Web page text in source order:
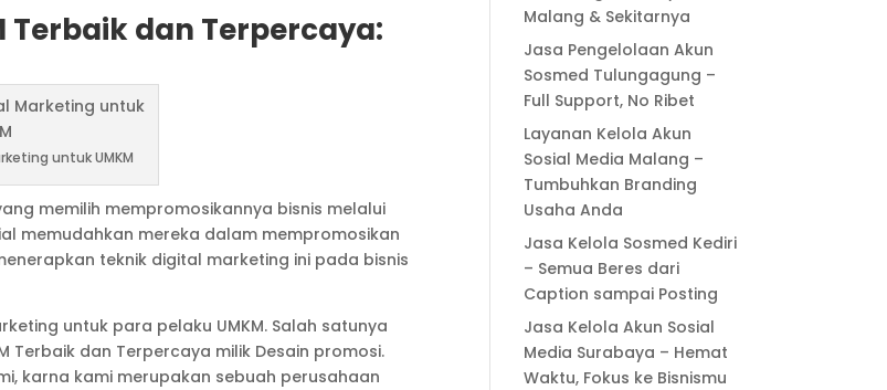
dan Terpercaya:
untuk UMKM
memilih mempromosikannya bisnis melalui
memudahkan mereka dalam mempromosikan
teknik digital marketing ini pada bisnis
untuk para pelaku UMKM. Salah satunya
Terbaik dan Terpercaya milik Desain promosi.
karna kami merupakan sebuah perusahaan
Malang & Sekitarnya
Jasa Pengelolaan Akun
Sosmed Tulungagung –
Full Support, No Ribet
Layanan Kelola Akun
Sosial Media Malang –
Tumbuhkan Branding
Usaha Anda
Jasa Kelola Sosmed Kediri
– Semua Beres dari
Caption sampai Posting
Jasa Kelola Akun Sosial
Media Surabaya – Hemat
Waktu, Fokus ke Bisnismu